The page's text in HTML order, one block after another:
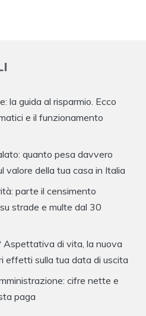
la guida al risparmio. Ecco
e il funzionamento
quanto pesa davvero
valore della tua casa in Italia
parte il censimento
strade e multe dal 30
Aspettativa di vita, la nuova
effetti sulla tua data di uscita
cifre nette e
paga